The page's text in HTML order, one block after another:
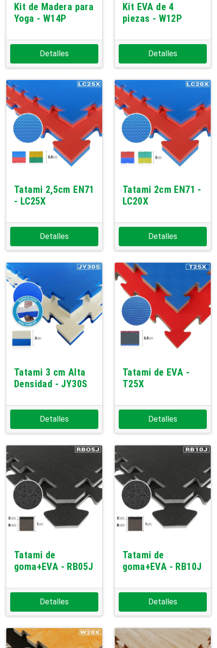
Kit de Madera para
Yoga - W14P
Detalles
Kit EVA de 4
piezas - W12P
Detalles
Tatami 2,5cm EN71
- LC25X
Detalles
Tatami 2cm EN71 -
LC20X
Detalles
Tatami 3 cm Alta
Densidad - JY30S
Detalles
Tatami de EVA -
T25X
Detalles
Tatami de
goma+EVA - RB05J
Detalles
Tatami de
goma+EVA - RB10J
Detalles